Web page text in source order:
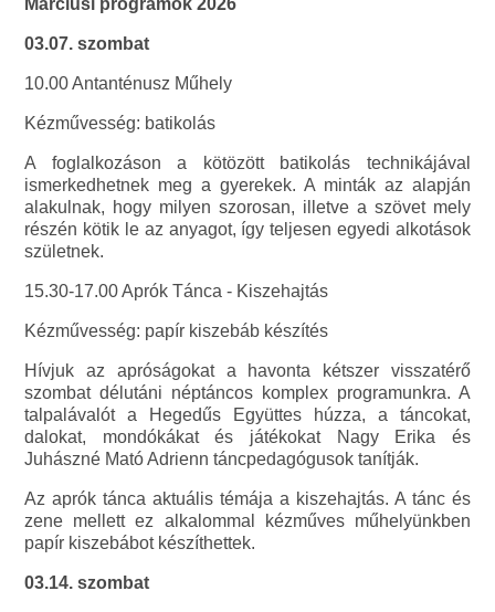
Márciusi programok 2026
03.07. szombat
10.00 Antanténusz Műhely
Kézművesség: batikolás
A foglalkozáson a kötözött batikolás technikájával
ismerkedhetnek meg a gyerekek. A minták az alapján
alakulnak, hogy milyen szorosan, illetve a szövet mely
részén kötik le az anyagot, így teljesen egyedi alkotások
születnek.
15.30-17.00 Aprók Tánca - Kiszehajtás
Kézművesség: papír kiszebáb készítés
Hívjuk az apróságokat a havonta kétszer visszatérő
szombat délutáni néptáncos komplex programunkra. A
talpalávalót a Hegedűs Együttes húzza, a táncokat,
dalokat, mondókákat és játékokat Nagy Erika és
Juhászné Mató Adrienn táncpedagógusok tanítják.
Az aprók tánca aktuális témája a kiszehajtás. A tánc és
zene mellett ez alkalommal kézműves műhelyünkben
papír kiszebábot készíthettek.
03.14. szombat